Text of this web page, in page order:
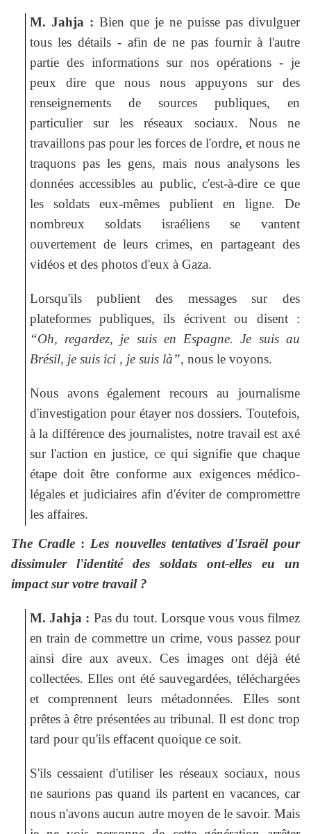
M. Jahja : Bien que je ne puisse pas divulguer
tous les détails - afin de ne pas fournir à l'autre
partie des informations sur nos opérations - je
peux dire que nous nous appuyons sur des
renseignements de sources publiques, en
particulier sur les réseaux sociaux. Nous ne
travaillons pas pour les forces de l'ordre, et nous ne
traquons pas les gens, mais nous analysons les
données accessibles au public, c'est-à-dire ce que
les soldats eux-mêmes publient en ligne. De
nombreux soldats israéliens se vantent
ouvertement de leurs crimes, en partageant des
vidéos et des photos d'eux à Gaza.
Lorsqu'ils publient des messages sur des
plateformes publiques, ils écrivent ou disent :
“Oh, regardez, je suis en Espagne. Je suis au
Brésil, je suis ici , je suis là”, nous le voyons.
Nous avons également recours au journalisme
d'investigation pour étayer nos dossiers. Toutefois,
à la différence des journalistes, notre travail est axé
sur l'action en justice, ce qui signifie que chaque
étape doit être conforme aux exigences médico-
légales et judiciaires afin d'éviter de compromettre
les affaires.
The Cradle : Les nouvelles tentatives d'Israël pour
dissimuler l'identité des soldats ont-elles eu un
impact sur votre travail ?
M. Jahja : Pas du tout. Lorsque vous vous filmez
en train de commettre un crime, vous passez pour
ainsi dire aux aveux. Ces images ont déjà été
collectées. Elles ont été sauvegardées, téléchargées
et comprennent leurs métadonnées. Elles sont
prêtes à être présentées au tribunal. Il est donc trop
tard pour qu'ils effacent quoique ce soit.
S'ils cessaient d'utiliser les réseaux sociaux, nous
ne saurions pas quand ils partent en vacances, car
nous n'avons aucun autre moyen de le savoir. Mais